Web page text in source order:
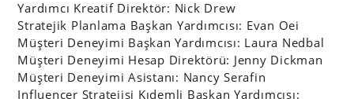
Yardımcı Kreatif Direktör: Nick Drew
Stratejik Planlama Başkan Yardımcısı: Evan Oei
Müşteri Deneyimi Başkan Yardımcısı: Laura Nedbal
Müşteri Deneyimi Hesap Direktörü: Jenny Dickman
Müşteri Deneyimi Asistanı: Nancy Serafin
Influencer Stratejisi Kıdemli Başkan Yardımcısı: